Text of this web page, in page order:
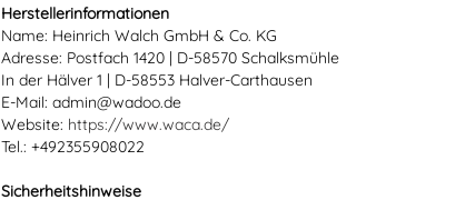
Herstellerinformationen
Name: Heinrich Walch GmbH & Co. KG
Adresse: Postfach 1420 | D-58570 Schalksmühle
In der Hälver 1 | D-58553 Halver-Carthausen
E-Mail: admin@wadoo.de
Website: https://www.waca.de/
Tel.: +492355908022
Sicherheitshinweise